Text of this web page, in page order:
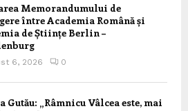
Memorandumului de
între Academia Română și
de Științe Berlin –
6, 2026 0
„Râmnicu Vâlcea este, mai